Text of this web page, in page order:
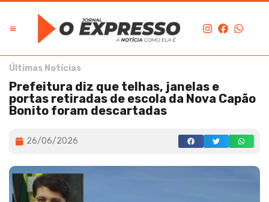
Últimas Notícias
Prefeitura diz que telhas, janelas e
portas retiradas de escola da Nova Capão
Bonito foram descartadas
26/06/2026